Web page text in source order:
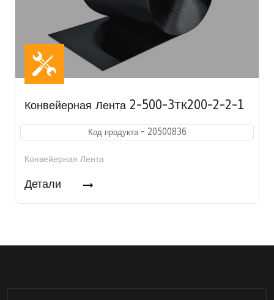
Конвейерная Лента 2-500-3ТК200-2-2-1
Код продукта - 20500836
Конвейерная Лента
Детали